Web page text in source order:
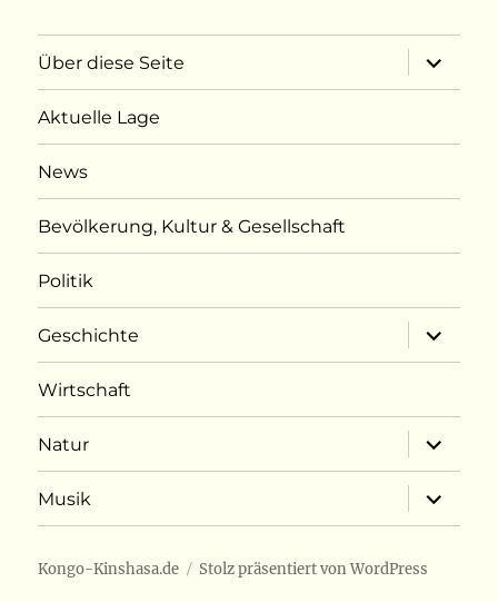
Über diese Seite
öffnen
Aktuelle Lage
News
Bevölkerung, Kultur & Gesellschaft
Politik
Geschichte
öffnen
Wirtschaft
Natur
öffnen
Musik
öffnen
Kongo-Kinshasa.de Stolz präsentiert von WordPress